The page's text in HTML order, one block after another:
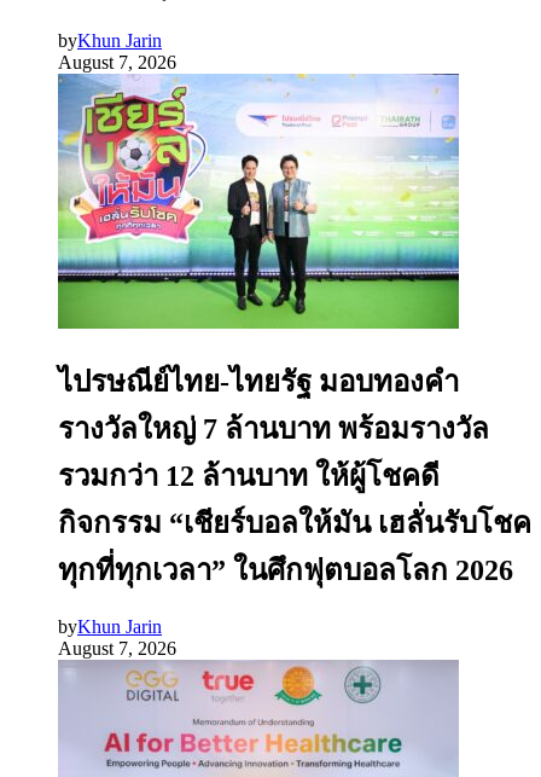
byKhun Jarin
August 7, 2026
ไปรษณีย์ไทย-ไทยรัฐ มอบทองคำ
รางวัลใหญ่ 7 ล้านบาท พร้อมรางวัล
รวมกว่า 12 ล้านบาท ให้ผู้โชคดี
กิจกรรม “เชียร์บอลให้มัน เฮลั่นรับโชค
ทุกที่ทุกเวลา” ในศึกฟุตบอลโลก 2026
byKhun Jarin
August 7, 2026